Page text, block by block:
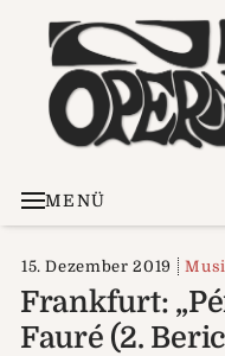
MENÜ
15. Dezember 2019
Frankfurt:
Fauré (2.